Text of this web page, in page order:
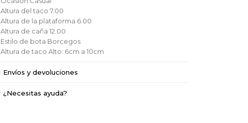
Altura del taco 7.00
Altura de la plataforma 6.00
Altura de caña 12.00
Estilo de bota Borcegos
Altura de taco Alto: 6cm a 10cm
Envíos y devoluciones
¿Necesitas ayuda?